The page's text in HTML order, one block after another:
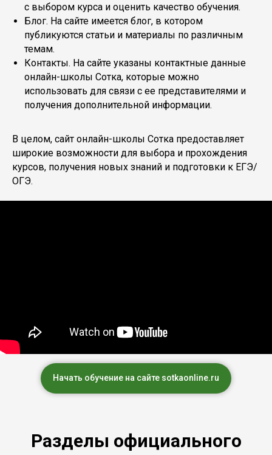
с выбором курса и оценить качество обучения.
Блог. На сайте имеется блог, в котором
публикуются статьи и материалы по различным
темам.
Контакты. На сайте указаны контактные данные
онлайн-школы Сотка, которые можно
использовать для связи с ее представителями и
получения дополнительной информации.
В целом, сайт онлайн-школы Сотка предоставляет
широкие возможности для выбора и прохождения
курсов, получения новых знаний и подготовки к ЕГЭ/
ОГЭ.
Начать обучение на сайте sotkaonline.ru
Разделы официального